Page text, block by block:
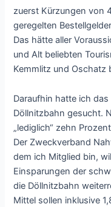
zuerst Kürzungen von
geregelten
Das hätte aller
und Alt beliebten
Kemmlitz und Oschatz
Daraufhin hatte ich
Döllnitzbahn gesucht.
„lediglich“ zehn
Der Zweckverband
dem ich Mitglied bin,
Einsparungen der
die Döllnitzbahn
Mittel sollen inklusive